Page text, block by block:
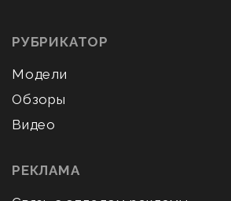
РУБРИКАТОР
Модели
Обзоры
Видео
РЕКЛАМА